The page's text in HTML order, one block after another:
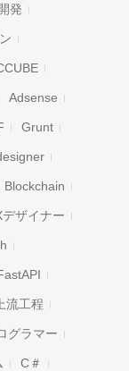
発
Adsense
Grunt
Blockchain
デザイナー
上流工程
グラマー
C＃